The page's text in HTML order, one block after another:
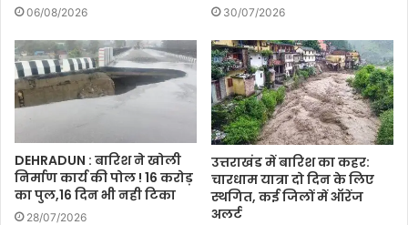
06/08/2026 30/07/2026
DEHRADUN : बारिश ने खोली
निर्माण कार्य की पोल ! 16 करोड़
का पुल,16 दिन भी नही टिका
28/07/2026
उत्तराखंड में बारिश का कहर:
चारधाम यात्रा दो दिन के लिए
स्थगित, कई जिलों में ऑरेंज
अलर्ट